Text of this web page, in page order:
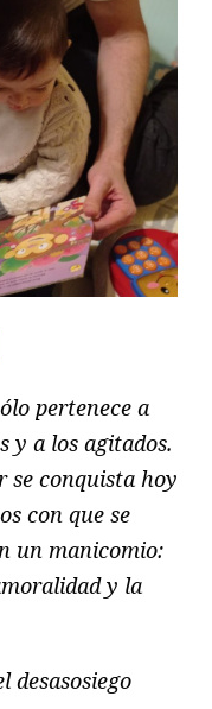
pertenece a
y a los agitados.
conquista hoy
con que se
un manicomio:
y la
desasosiego